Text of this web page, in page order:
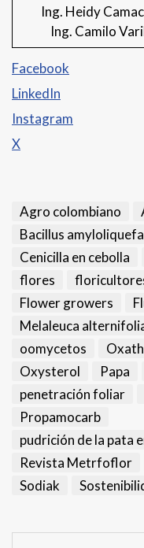
Ing. Heidy
Ing. Camilo
Facebook
LinkedIn
Instagram
X
Agro colombiano
Bacillus
Cenicilla en cebolla
flores
Flower growers
Melaleuca
oomycetos
Oxysterol
Papa
penetración foliar
Propamocarb
pudrición de la pata
Revista Metrfoflor
Sodiak